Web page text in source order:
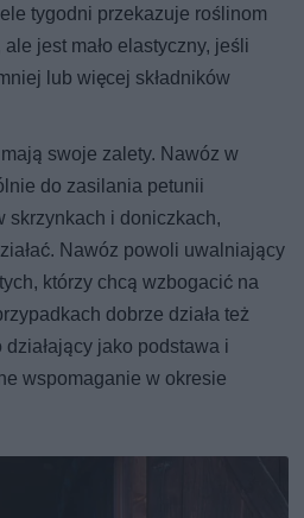
tygodni przekazuje roślinom
jest mało elastyczny, jeśli
lub więcej składników
swoje zalety. Nawóz w
do zasilania petunii
skrzynkach i doniczkach,
Nawóz powoli uwalniający
którzy chcą wzbogacić na
dobrze działa też
jako podstawa i
wspomaganie w okresie